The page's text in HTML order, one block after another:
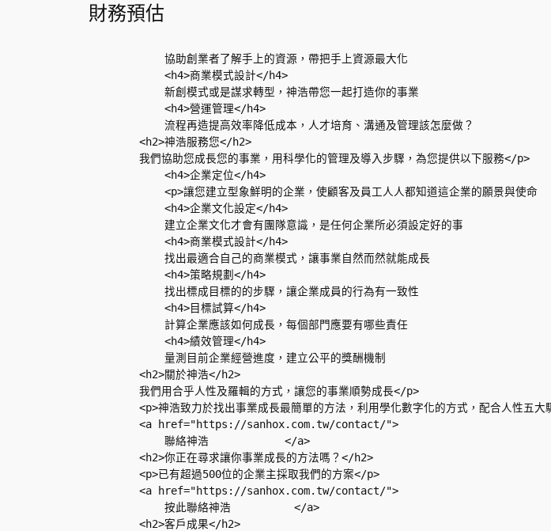
財務預估
            協助創業者了解手上的資源，帶把手上資源最大化
            <h4>商業模式設計</h4>
            新創模式或是謀求轉型，神浩帶您一起打造你的事業
            <h4>營運管理</h4>
            流程再造提高效率降低成本，人才培育、溝通及管理該怎麼做？
        <h2>神浩服務您</h2>
我們協助您成長您的事業，用科學化的管理及導入步驟，為您提供以下服務
            <h4>企業定位</h4>
            <p>讓您建立型象鮮明的企業，使顧客及員工人人都知道這企業的願景與使命
            <h4>企業文化設定</h4>
            建立企業文化才會有團隊意識，是任何企業所必須設定好的事
            <h4>商業模式設計</h4>
            找出最適合自己的商業模式，讓事業自然而然就能成長
            <h4>策略規劃</h4>
            找出標成目標的的步驟，讓企業成員的行為有一致性
            <h4>目標試算</h4>
            計算企業應該如何成長，每個部門應要有哪些責任
            <h4>績效管理</h4>
            量測目前企業經營進度，建立公平的獎酬機制
        <h2>關於神浩</h2>
        我們用合乎人性及羅輯的方式，讓您的事業順勢成長</p>
<p>神浩致力於找出事業成長最簡單的方法，利用學化數字化的方式，配合人性
        <a href="https://sanhox.com.tw/contact/">
            聯絡神浩            </a>
        <h2>你正在尋求讓你事業成長的方法嗎？</h2>
        <p>已有超過500位的企業主採取我們的方案</p>
        <a href="https://sanhox.com.tw/contact/">
            按此聯絡神浩          </a>
        <h2>客戶成果</h2>